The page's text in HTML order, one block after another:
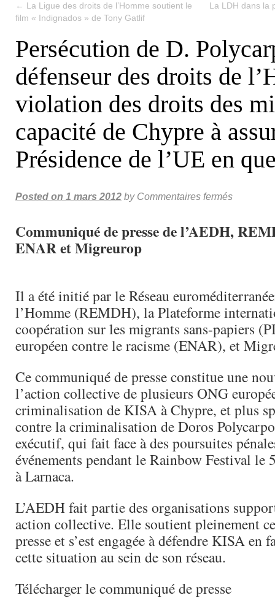
← La Ligue des droits de l’Homme soutient le
film « Indignados » de Tony Gatlif
La LDH dans la
Persécution de D.
défenseur des droits de
violation des droits des
capacité de Chypre à
Présidence de l’UE en
Posted on 1 mars 2012 by Commentaires fermés
Communiqué de presse de l’AEDH,
ENAR et Migreurop
Il a été initié par le Réseau
l’Homme (REMDH), la Plateforme
coopération sur les migrants sans-papiers
européen contre le racisme (ENAR), et
Ce communiqué de presse constitue une
l’action collective de plusieurs ONG
criminalisation de KISA à Chypre, et plus
contre la criminalisation de Doros
exécutif, qui fait face à des poursuites
événements pendant le Rainbow Festival le
à Larnaca.
L’AEDH fait partie des organisations
action collective. Elle soutient pleinement
presse et s’est engagée à défendre KISA en
cette situation au sein de son réseau.
Télécharger le communiqué de presse